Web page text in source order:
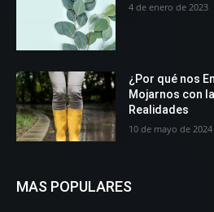
4 de enero de 2023
¿Por qué nos
Mojarnos con
Realidades
10 de mayo de 2024
MAS POPULARES